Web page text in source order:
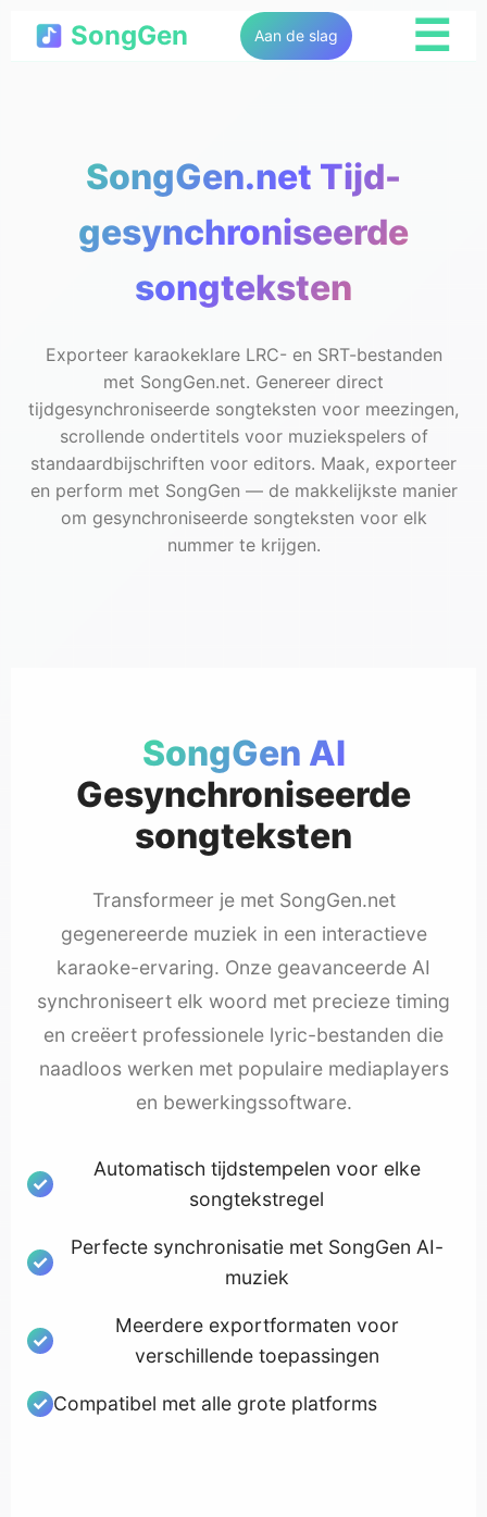
SongGen Aan de slag ☰
SongGen.net Tijd-
gesynchroniseerde
songteksten
Exporteer karaokeklare LRC- en SRT-bestanden
met SongGen.net. Genereer direct
tijdgesynchroniseerde songteksten voor meezingen,
scrollende ondertitels voor muziekspelers of
standaardbijschriften voor editors. Maak, exporteer
en perform met SongGen — de makkelijkste manier
om gesynchroniseerde songteksten voor elk
nummer te krijgen.
SongGen AI
Gesynchroniseerde
songteksten
Transformeer je met SongGen.net
gegenereerde muziek in een interactieve
karaoke-ervaring. Onze geavanceerde AI
synchroniseert elk woord met precieze timing
en creëert professionele lyric-bestanden die
naadloos werken met populaire mediaplayers
en bewerkingssoftware.
Automatisch tijdstempelen voor elke
songtekstregel
Perfecte synchronisatie met SongGen AI-
muziek
Meerdere exportformaten voor
verschillende toepassingen
Compatibel met alle grote platforms